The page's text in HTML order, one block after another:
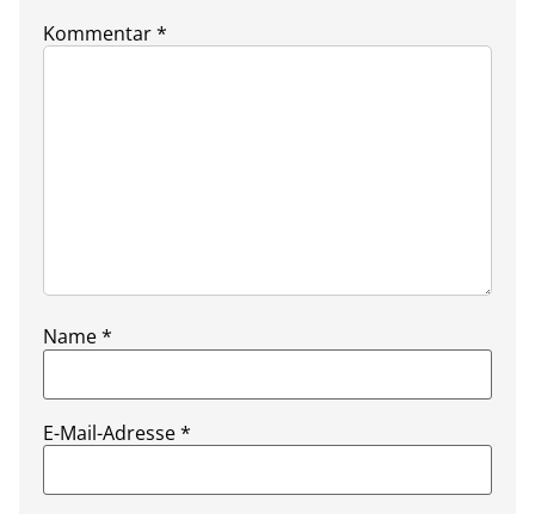
Kommentar*
Name*
E-Mail-Adresse*